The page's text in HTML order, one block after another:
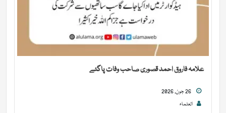
علامہ فاروق احمد قصوری صاحب وفات پاگئے
العلماء